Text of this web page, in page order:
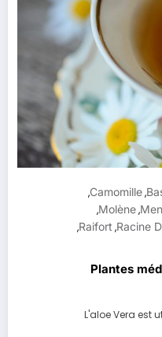
,
Camomille
,
,
Molène
,
Racine
,
Raifort
,
12 Plantes
L'aloe Vera est